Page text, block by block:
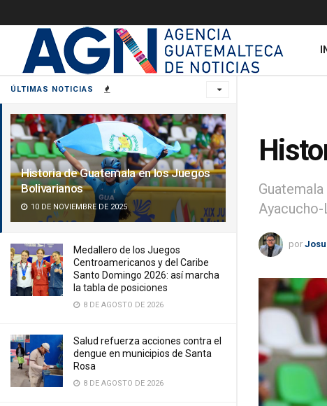
ÚLTIMAS NOTICIAS
Historia de Guatemala en los Juegos
Bolivarianos
10 DE NOVIEMBRE DE 2025
Medallero de los Juegos
Centroamericanos y del Caribe
Santo Domingo 2026: así marcha
la tabla de posiciones
8 DE AGOSTO DE 2026
Salud refuerza acciones contra el
dengue en municipios de Santa
Rosa
8 DE AGOSTO DE 2026
por